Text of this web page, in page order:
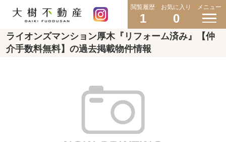
閲覧履歴
1
お気に入り
0
メニュー
ライオンズマンション厚木『リフォーム済み』【仲
介手数料無料】の過去掲載物件情報